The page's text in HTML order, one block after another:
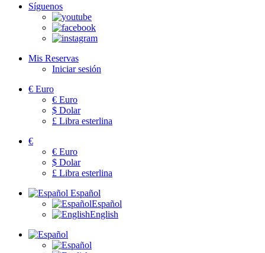
Síguenos
Mis Reservas
Iniciar sesión
€ Euro
€ Euro
$ Dolar
£ Libra esterlina
€
€ Euro
$ Dolar
£ Libra esterlina
Español
Español
English